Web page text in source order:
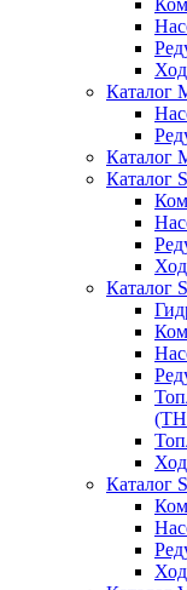
Каталог
Каталог
Каталог
Каталог
Каталог